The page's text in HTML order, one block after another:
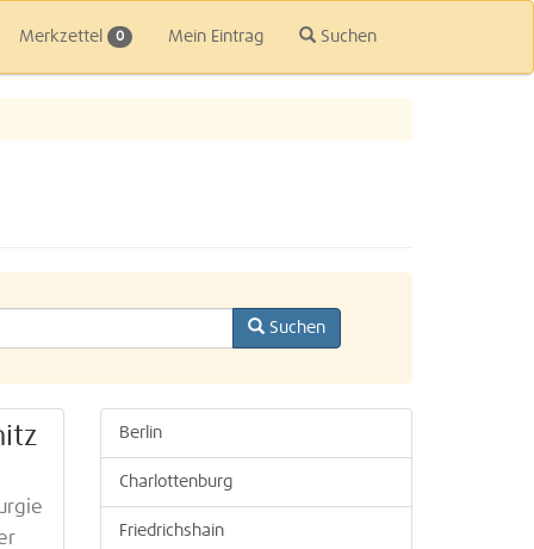
Merkzettel 0 Mein Eintrag Suchen
Suchen
Berlin
Charlottenburg
Friedrichshain